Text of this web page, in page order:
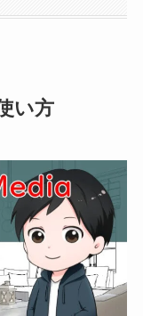
い方